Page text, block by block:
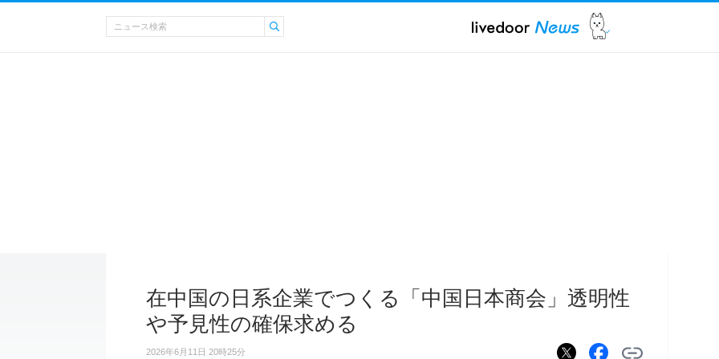
在中国の日系企業でつくる「中国日本商会」透明性
や予見性の確保求める
2026年6月11日 20時25分